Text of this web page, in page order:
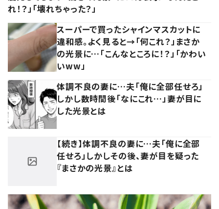
れ！？」「壊れちゃった？」
スーパーで買ったシャインマスカットに
違和感。よく見ると→「何これ？」まさか
の光景に…「こんなところに！？」「かわい
いww」
体調不良の妻に…夫「俺に全部任せろ」
しかし数時間後「なにこれ…」妻が目に
した光景とは
【続き】体調不良の妻に…夫「俺に全部
任せろ」しかしその後、妻が目を疑った
『まさかの光景』とは